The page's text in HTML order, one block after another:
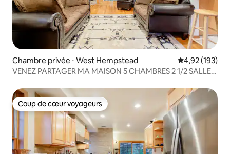
Chambre privée ⋅ West Hempstead Évaluation
4,92 (193)
VENEZ PARTAGER MA MAISON 5 CHAMBRES 2 1/2 SALLES
Coup de cœur voyageurs
Coup de cœur voyageurs